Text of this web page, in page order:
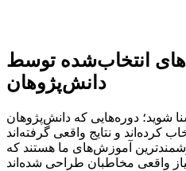
انتخاب‌شده توسط
دانش‌پژوهان
شوید؛ دوره‌هایی که دانش‌پژوهان
آموزش‌های ما هستند که
نیاز واقعی مخاطبان طراحی شده‌اند